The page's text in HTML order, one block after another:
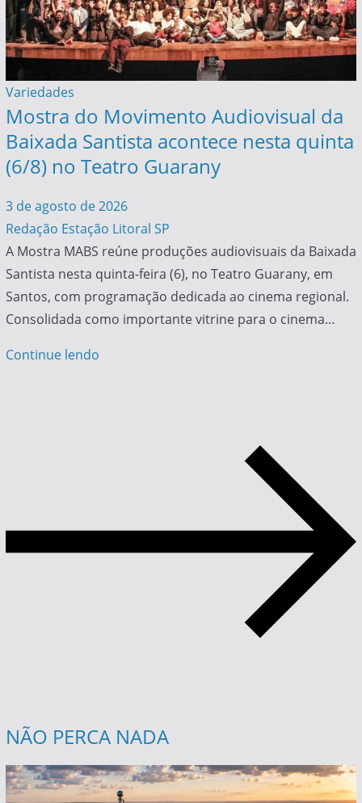
Variedades
Mostra do Movimento Audiovisual da
Baixada Santista acontece nesta quinta
(6/8) no Teatro Guarany
3 de agosto de 2026
Redação Estação Litoral SP
A Mostra MABS reúne produções audiovisuais da Baixada
Santista nesta quinta-feira (6), no Teatro Guarany, em
Santos, com programação dedicada ao cinema regional.
Consolidada como importante vitrine para o cinema…
Continue lendo
NÃO PERCA NADA